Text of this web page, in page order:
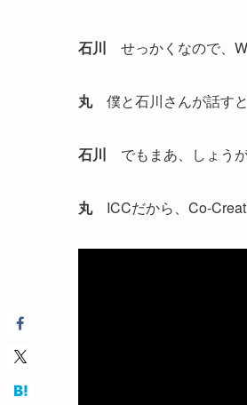
石川 せっかくなので、
丸僕と石川さんが話すと
石川 でもまあ、しょう
丸ICCだから、Co-